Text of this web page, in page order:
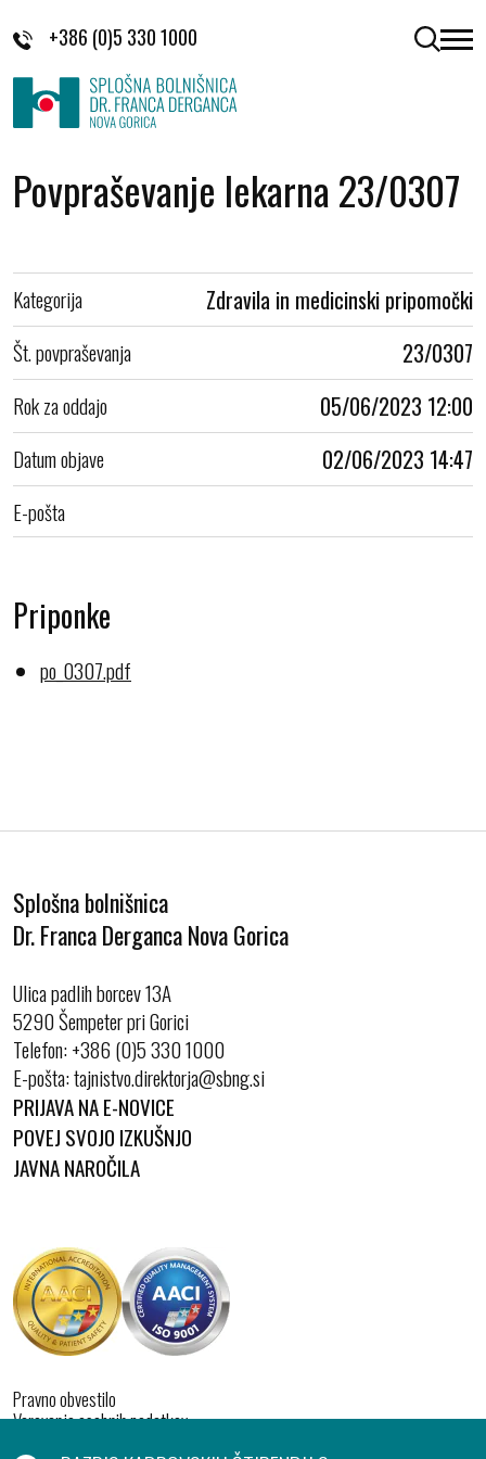
+386 (0)5 330 1000 odpri
Povpraševanje lekarna 23/0307
Kategorija Zdravila in medicinski pripomočki
Št. povpraševanja 23/0307
Rok za oddajo 05/06/2023 12:00
Datum objave 02/06/2023 14:47
E-pošta
Priponke
po_0307.pdf
Splošna bolnišnica
Dr. Franca Derganca Nova Gorica
Ulica padlih borcev 13A
5290 Šempeter pri Gorici
Telefon:+386 (0)5 330 1000
E-pošta:
PRIJAVA NA E-NOVICE
POVEJ SVOJO IZKUŠNJO
JAVNA NAROČILA
Pravno obvestilo
Varovanje osebnih podatkov